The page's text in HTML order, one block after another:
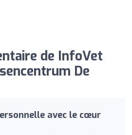
de InfoVet
De
avec le cœur